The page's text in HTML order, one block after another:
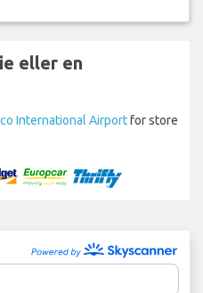
eller en
International Airportfor store